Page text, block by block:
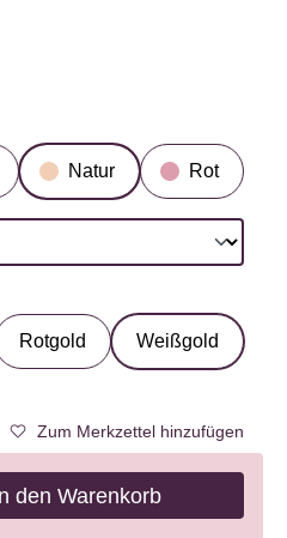
Natur Rot
Rotgold Weißgold
Zum Merkzettel hinzufügen
den Warenkorb